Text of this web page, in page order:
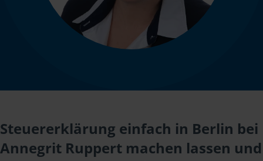
Steuererklärung einfach in Berlin bei
Annegrit Ruppert machen lassen und